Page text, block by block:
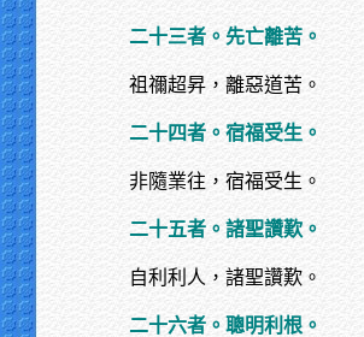
二十三者。先亡離苦。
祖禰超昇，離惡道苦。
二十四者。宿福受生。
非隨業往，宿福受生。
二十五者。諸聖讚歎。
自利利人，諸聖讚歎。
二十六者。聰明利根。